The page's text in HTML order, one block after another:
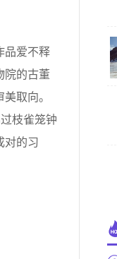
品爱不释
院的古董
取向。
枝雀笼钟
对的习